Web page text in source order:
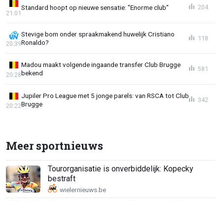
Standard hoopt op nieuwe sensatie: "Enorme club"
21:01
204
Stevige bom onder spraakmakend huwelijk Cristiano
Ronaldo?
20:39
118
Madou maakt volgende ingaande transfer Club Brugge
bekend
20:28
581
Jupiler Pro League met 5 jonge parels: van RSCA tot Club
Brugge
20:22
342
Meer sportnieuws
Tourorganisatie is onverbiddelijk: Kopecky
bestraft